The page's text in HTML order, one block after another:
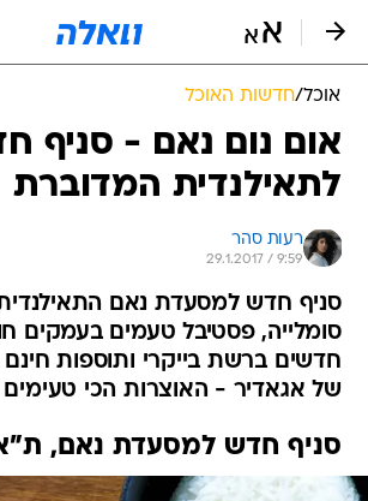
אוכל/חדשות האוכל
אום נום נאם - סניף
לתאילנדית המדוברת
רעות סהר
29.1.2017 / 9:59
סניף חדש למסעדת נאם
סומלייה, פסטיבל טעמים בעמקים
חדשים ברשת בייקרי ותוספות
של אגאדיר - האוצרות הכי
סניף חדש למסעדת נאם,